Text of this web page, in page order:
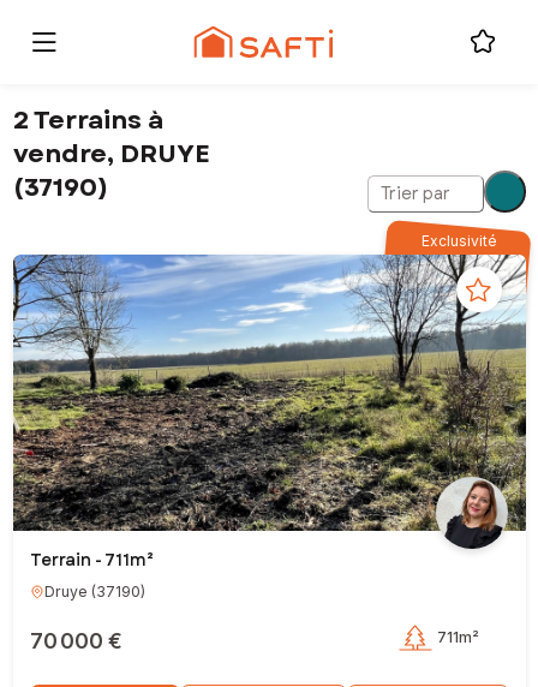
2 Terrains à
vendre, DRUYE
(37190)
Trier par
Exclusivité
Terrain - 711m²
Druye (37190)
70 000 € 711m²